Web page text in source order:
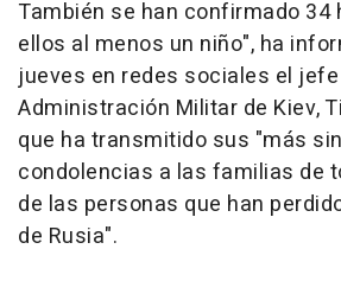
También se han confirmado 34
ellos al menos un niño", ha
jueves en redes sociales el
Administración Militar de Kiev,
que ha transmitido sus "más
condolencias a las familias de
de las personas que han
de Rusia".